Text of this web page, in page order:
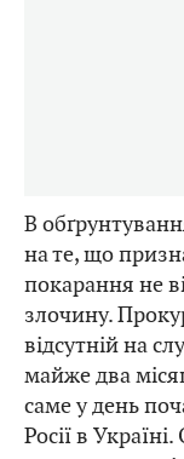
В
на те, що
покарання не
злочину.
відсутній на
майже два
саме у день
Росії в